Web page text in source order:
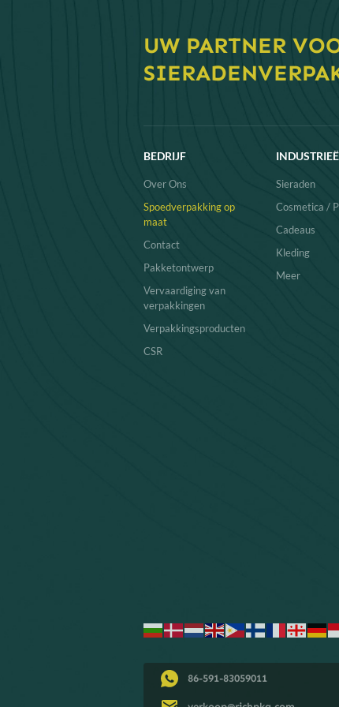
maat!
UW PARTNER
BEDRIJF
Over Ons
Spoedverpakking op
maat
Contact
Pakketontwerp
Vervaardiging van
verpakkingen
Verpakkingsproducten
CSR
Sieraden
Cosmetica /
Cadeaus
Kleding
Meer
86-591-83059011